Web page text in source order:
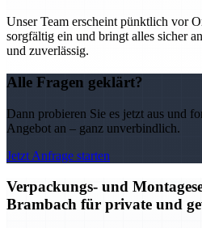
Unser Team erscheint pünktlich vor
sorgfältig ein und bringt alles sicher
und zuverlässig.
Alle Fragen geklärt?
Dann probieren Sie es jetzt aus und
Angebot an – ganz unverbindlich.
Jetzt Anfrage starten
Verpackungs- und
Brambach für private und